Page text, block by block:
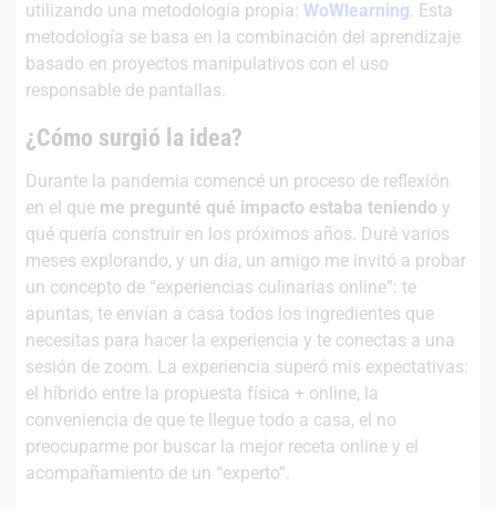
utilizando una metodología propia: WoWlearning . Esta
metodología se basa en la combinación del aprendizaje
basado en proyectos manipulativos con el uso
responsable de pantallas.
¿Cómo surgió la idea?
Durante la pandemia comencé un proceso de reflexión
en el que me pregunté qué impacto estaba teniendo y
qué quería construir en los próximos años. Duré varios
meses explorando, y un día, un amigo me invitó a probar
un concepto de “experiencias culinarias online”: te
apuntas, te envían a casa todos los ingredientes que
necesitas para hacer la experiencia y te conectas a una
sesión de zoom. La experiencia superó mis expectativas:
el híbrido entre la propuesta física + online, la
conveniencia de que te llegue todo a casa, el no
preocuparme por buscar la mejor receta online y el
acompañamiento de un “experto”.